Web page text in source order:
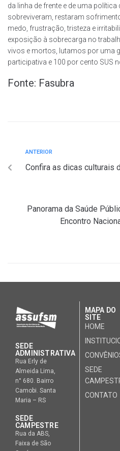
da linha de frente e de uma
sobreviveram, restaram
medo, frustração, tristeza e
exposição à sobrecarga no
vivos e mortos, lutamos por uma
participativa e 100 por cento SUS
Fonte: Fasubra
ANTERIOR
Confira as dicas culturais
Panorama da Saúde
Encontro
SEDE
ADMINISTRATIVA
Rua Erly de
Almeida Lima,
n° 680. Bairro
Camobi. Santa
Maria – RS
SEDE
CAMPESTRE
Rua da ABS,
Faixa de São
MAPA DO
SITE
HOME
SEDE
CONTATO